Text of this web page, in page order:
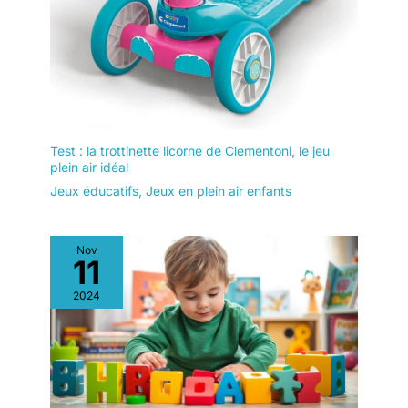
Test : la trottinette licorne de Clementoni, le jeu
plein air idéal
Jeux éducatifs, Jeux en plein air enfants
Nov
11
2024